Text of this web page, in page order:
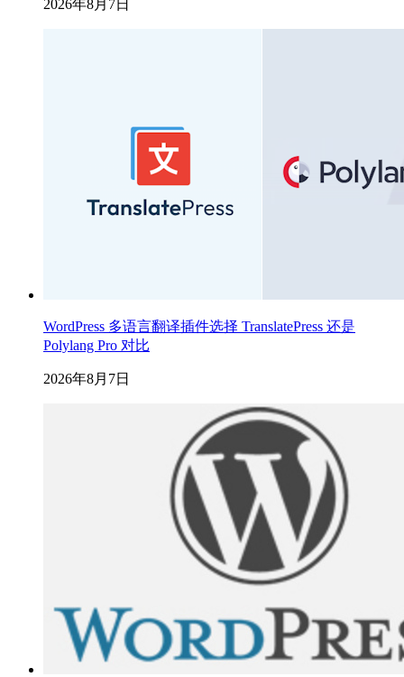
2026年8月7日
WordPress 多语言翻译插件选择 TranslatePress 还是
Polylang Pro 对比
2026年8月7日